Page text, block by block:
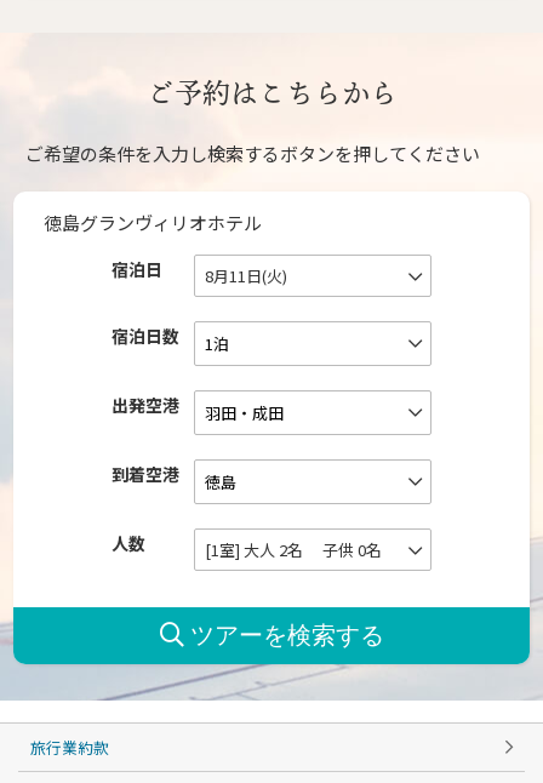
ご予約はこちらから
ご希望の条件を入力し検索するボタンを押してください
徳島グランヴィリオホテル
宿泊日 8月11日(火)
宿泊日数
出発空港
到着空港
人数 [1室] 大人 2名 子供 0名
旅行業約款